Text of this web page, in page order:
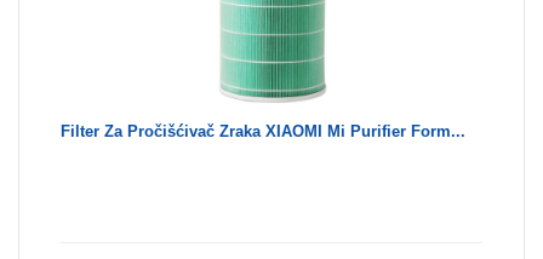
Filter Za Pročišćivač Zraka XIAOMI Mi Purifier Form...